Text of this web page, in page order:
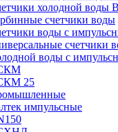
холодной воды
счетчики воды
воды с
счетчики
воды с
25
импульсные